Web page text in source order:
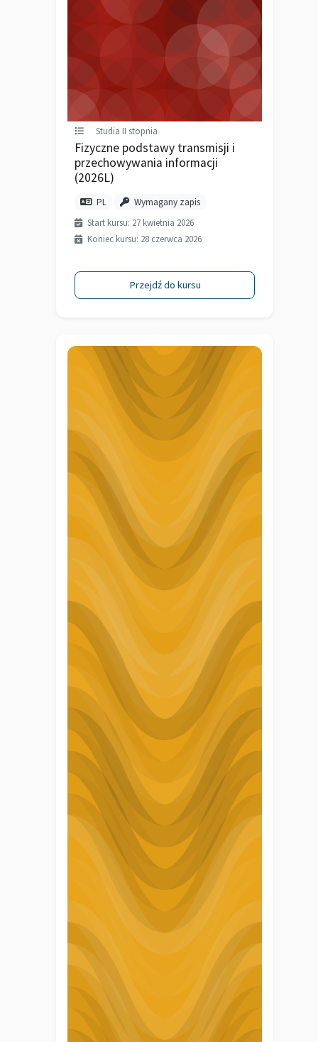
Studia II stopnia
Fizyczne podstawy transmisji i
przechowywania informacji
(2026L)
PL Wymagany zapis
Start kursu: 27 kwietnia 2026
Koniec kursu: 28 czerwca 2026
Przejdź do kursu